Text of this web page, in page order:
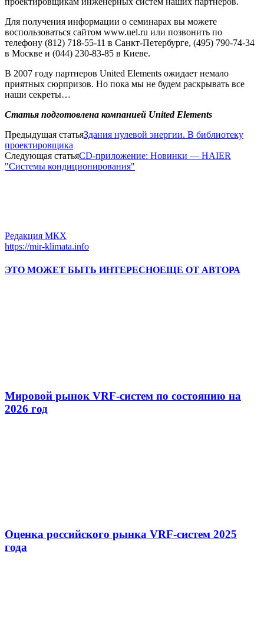
Для получения информации о семинарах вы можете
воспользоваться сайтом www.uel.ru или позвонить по
телефону (812) 718-55-11 в Санкт-Петербурге, (495) 790-74-34
в Москве и (044) 230-83-85 в Киеве.
В 2007 году партнеров United Elements ожидает немало
приятных сюрпризов. Но пока мы не будем раскрывать все
наши секреты…
Статья подготовлена компанией United Elements
Предыдущая статьяЗдания нулевой энергии. В библиотеку
проектировщика
Следующая статьяCD-приложение: Новинки — HAIER
"Системы кондиционирования"
Редакция МКХ
https://mir-klimata.info
ЭТО МОЖЕТ БЫТЬ ИНТЕРЕСНОЕЩЕ ОТ АВТОРА
Мировой рынок VRF-систем по состоянию на
2026 год
Оценка российского рынка VRF-систем 2025
года